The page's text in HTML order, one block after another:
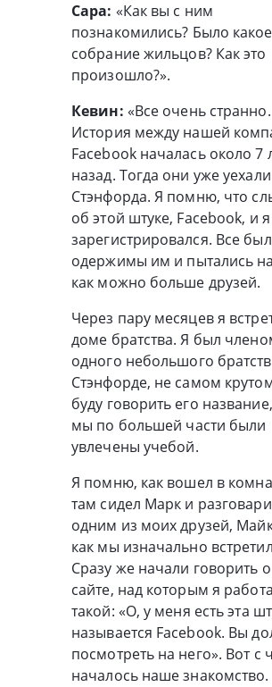
Сара: «Как вы с ним
познакомились? Было
собрание жильцов? Как это
произошло?».
Кевин: «Все очень странно.
История между нашей
Facebook началась около 7
назад. Тогда они уже
Стэнфорда. Я помню, что
об этой штуке, Facebook, и
зарегистрировался. Все
одержимы им и пытались
как можно больше друзей.
Через пару месяцев я
доме братства. Я был
одного небольшого
Стэнфорде, не самом
буду говорить его
мы по большей части были
увлечены учебой.
Я помню, как вошел в
там сидел Марк и
одним из моих друзей,
как мы изначально
Сразу же начали говорить
сайте, над которым я
такой: «О, у меня есть эта
называется Facebook. Вы
посмотреть на него». Вот с
началось наше знакомство.